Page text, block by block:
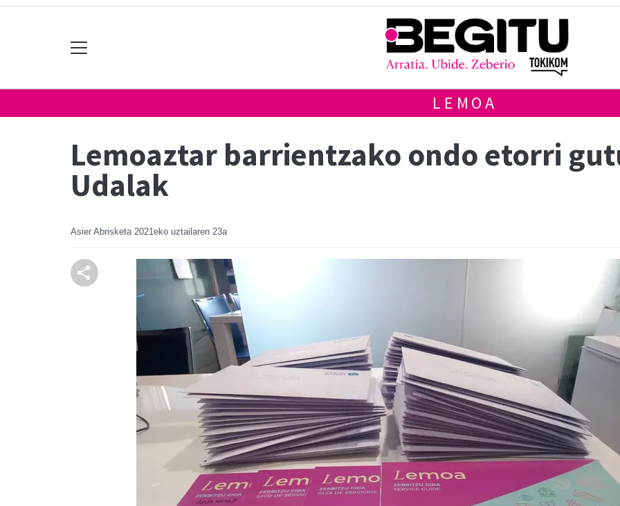
LEMOA
Lemoaztar barrientzako ondo etorri
Udalak
Asier Abrisketa 2021eko uztailaren 23a